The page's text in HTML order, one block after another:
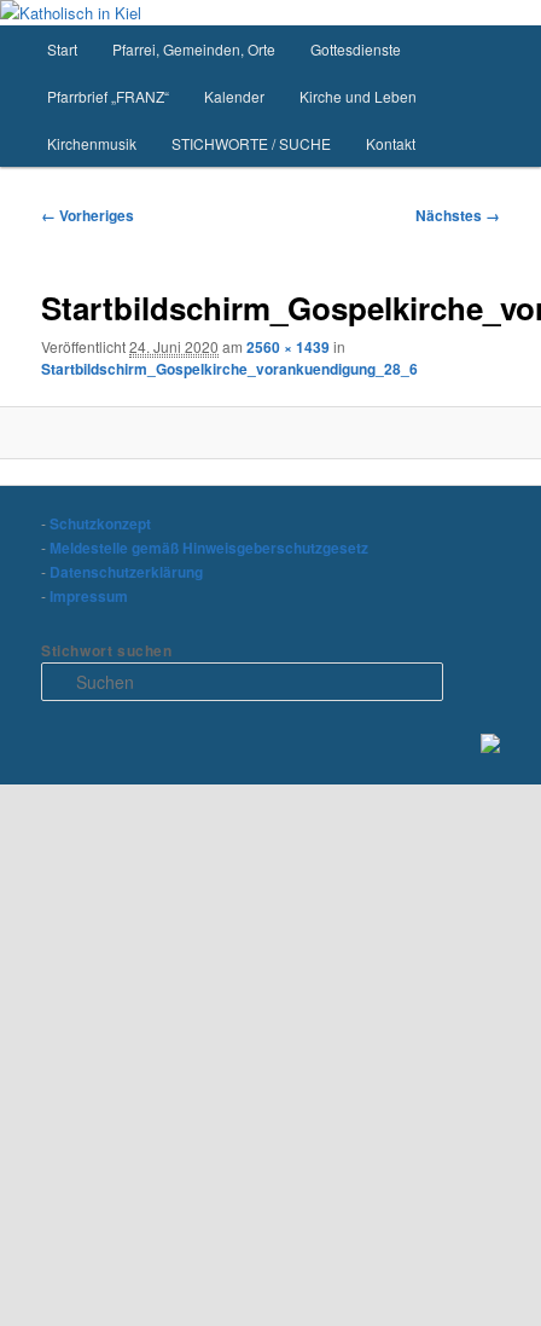
Zum
springen
Start Pfarrei, Gemeinden, Orte Gottesdienste
Pfarrbrief „FRANZ“ Kalender Kirche und Leben
Kirchenmusik STICHWORTE / SUCHE Kontakt
Bilder-
← Vorheriges Nächstes →
Veröffentlicht24. Juni 2020 am2560 × 1439in
Startbildschirm_Gospelkirche_vorankuendigung_28_6
-Schutzkonzept
- Meldestelle gemäß Hinweisgeberschutzgesetz
- Datenschutzerklärung
- Impressum
Stichwort suchen
u
n